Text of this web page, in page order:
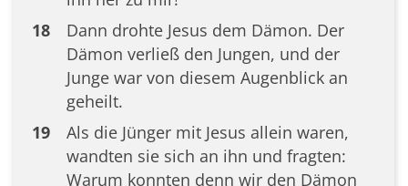
18
Dann drohte Jesus dem Dämon. Der
Dämon verließ den Jungen, und der
Junge war von diesem Augenblick an
geheilt.
19
Als die Jünger mit Jesus allein waren,
wandten sie sich an ihn und fragten:
Warum konnten denn wir den Dämon